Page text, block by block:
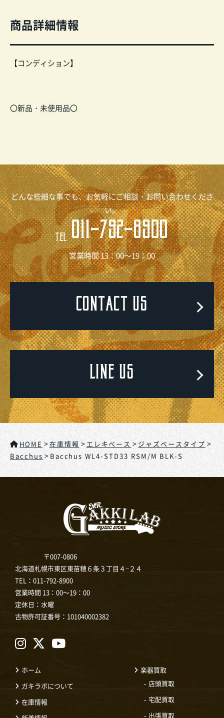
商品詳細情報
【コンディション】
〇新品・未使用品〇
どんな些細な事でも、お気軽にご相談・お問い合わせくださ
い。
TEL 011-792-8900
営業時間 13：00～19：00
CONTACT US
LINE US
HOME >在庫情報 > エレキベース > ジャズベースタイプ >
Bacchus > Bacchus WL4-STD33 RSM/M BLK-S
〒007-0806
北海道札幌市東区東苗穂６条３丁目４−２４
TEL： 011-792-8900
営業時間 13：00～19：00
定休日：水曜
古物許可証番号：101040002382
ホーム
ガキラボについて
在庫情報
楽器買取
店頭買取
宅配買取
出張買取